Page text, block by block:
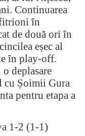
Continuarea
în
de două ori în
eșec al
în play-off.
deplasare
cu Șoimii Gura
pentru etapa a
1-2 (1-1)